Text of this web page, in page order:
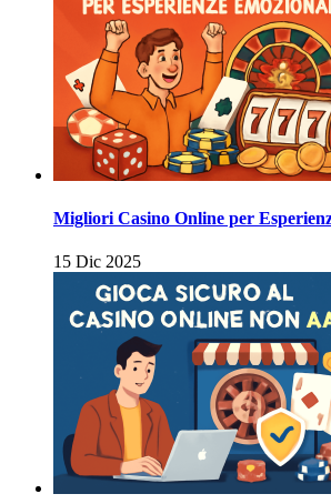
Migliori Casino Online per
15 Dic 2025